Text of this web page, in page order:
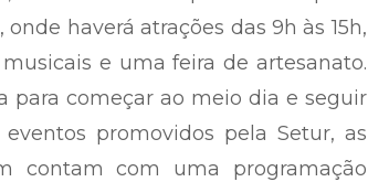
haverá atrações das 9h às 15h,
e uma feira de artesanato.
para começar ao meio dia e seguir
promovidos pela Setur, as
contam com uma programação